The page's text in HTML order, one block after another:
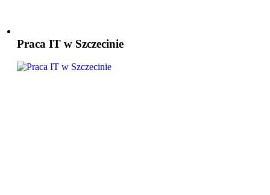
Praca IT w Szczecinie